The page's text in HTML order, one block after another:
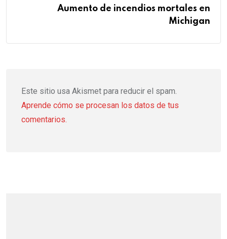
Aumento de incendios mortales en
Michigan
Este sitio usa Akismet para reducir el spam.
Aprende cómo se procesan los datos de tus
comentarios.